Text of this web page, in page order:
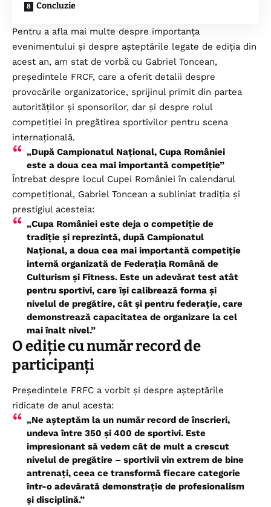
Concluzie
Pentru a afla mai multe despre importanța
evenimentului și despre așteptările legate de ediția din
acest an, am stat de vorbă cu Gabriel Toncean,
președintele FRCF, care a oferit detalii despre
provocările organizatorice, sprijinul primit din partea
autorităților și sponsorilor, dar și despre rolul
competiției în pregătirea sportivilor pentru scena
internațională.
„După Campionatul Național, Cupa României
este a doua cea mai importantă competiție”
Întrebat despre locul Cupei României în calendarul
competițional, Gabriel Toncean a subliniat tradiția și
prestigiul acesteia:
„Cupa României este deja o competiție de
tradiție și reprezintă, după Campionatul
Național, a doua cea mai importantă competiție
internă organizată de Federația Română de
Culturism și Fitness. Este un adevărat test atât
pentru sportivi, care își calibrează forma și
nivelul de pregătire, cât și pentru federație, care
demonstrează capacitatea de organizare la cel
mai înalt nivel.”
O ediție cu număr record de
participanți
Președintele FRFC a vorbit și despre așteptările
ridicate de anul acesta:
„Ne așteptăm la un număr record de înscrieri,
undeva între 350 și 400 de sportivi. Este
impresionant să vedem cât de mult a crescut
nivelul de pregătire – sportivii vin extrem de bine
antrenați, ceea ce transformă fiecare categorie
într-o adevărată demonstrație de profesionalism
și disciplină.”